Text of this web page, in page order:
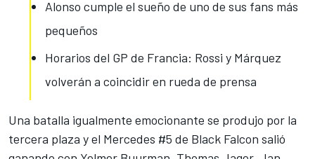
Alonso cumple el sueño de uno de sus fans más
pequeños
Horarios del GP de Francia: Rossi y Márquez
volverán a coincidir en rueda de prensa
Una batalla igualmente emocionante se produjo por la
tercera plaza y el Mercedes #5 de Black Falcon salió